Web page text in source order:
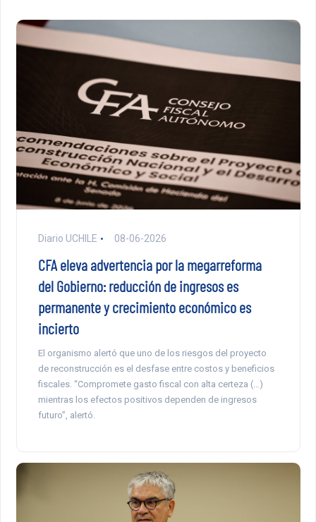
Diario UCHILE 08-06-2026
CFA eleva advertencia por la megarreforma
del Gobierno: reducción de ingresos es
permanente y crecimiento económico es
incierto
El organismo alertó que uno de los riesgos del proyecto
de reconstrucción es el desfase entre costos y beneficios
fiscales. “Compromete gasto fiscal con alta certeza (…)
mientras los efectos positivos dependen de ingresos
futuro”, alertó.